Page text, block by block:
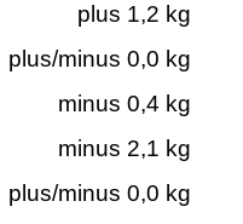
plus 1,2 kg
plus/minus 0,0 kg
minus 0,4 kg
minus 2,1 kg
plus/minus 0,0 kg